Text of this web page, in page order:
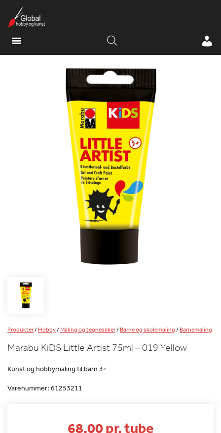
Produkter/Hobby/Maling og tegnesaker/Barne og skolemaling/Barnemaling
Marabu KiDS Little Artist 75ml – 019 Yellow
Kunst og hobbymaling til barn 3+
Varenummer: 61253211
68.00 pr. tube